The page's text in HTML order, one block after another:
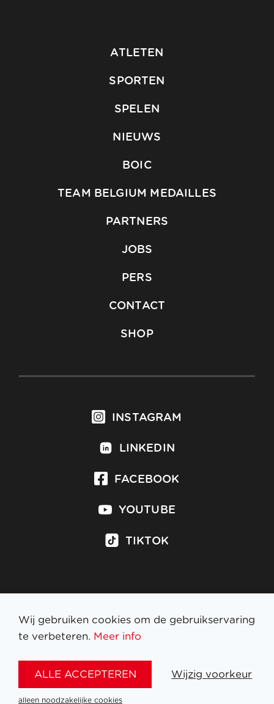
ATLETEN
SPORTEN
SPELEN
NIEUWS
BOIC
TEAM BELGIUM MEDAILLES
PARTNERS
JOBS
PERS
CONTACT
SHOP
INSTAGRAM
LINKEDIN
FACEBOOK
YOUTUBE
TIKTOK
Inschrijven op nieuwsbrief
Wij gebruiken cookies om de gebruikservaring
te verbeteren. Meer info
ALLE ACCEPTEREN Wijzig voorkeur
alleen noodzakelijke cookies